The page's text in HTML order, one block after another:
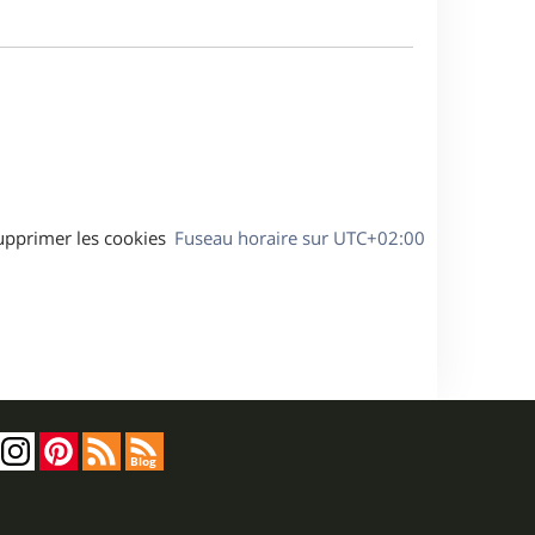
Fuseau horaire sur UTC+02:00
les cookies